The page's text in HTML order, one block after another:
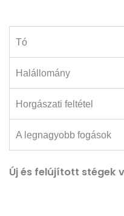
Tó
Halállomány
Horgászati feltétel
A legnagyobb fogások
Új és felújított stégek